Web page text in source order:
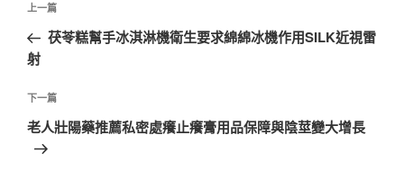
導
覽
上
一
篇
章
上一篇
茯苓糕幫手冰淇淋機衛生要求綿綿冰機作用SILK近視雷
射
下
一
篇
下一篇
老人壯陽藥推薦私密處癢止癢膏用品保障與陰莖變大增長